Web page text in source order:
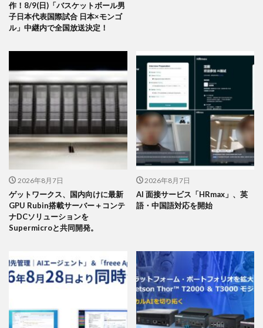
作！8/9(日)「バスケットボール男
子日本代表国際試合 日本×モンゴ
ル」中継内で全国放送決定！
2026年8月7日
ゲットワークス、国内向けに最新
GPU Rubin搭載サーバー＋コンテ
ナDCソリューションを
Supermicroと共同開発。
2026年8月7日
AI 面接サービス「HRmax」、英
語・中国語対応を開始